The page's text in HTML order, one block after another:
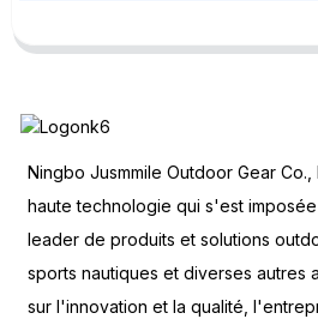
Ningbo Jusmmile Outdoor Gear
haute technologie qui s'est
leader de produits et solutions
sports nautiques et diverses autres
sur l'innovation et la qualité,